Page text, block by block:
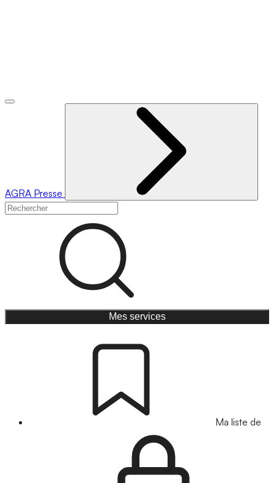
AGRA Presse
Mes services
Ma liste de